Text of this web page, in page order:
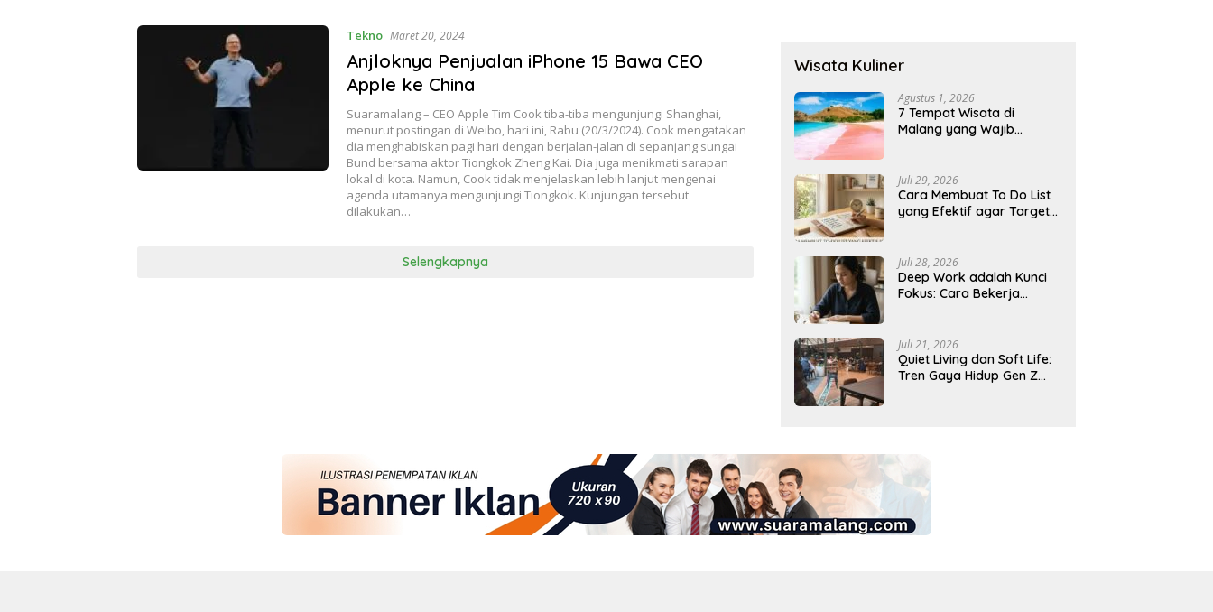
Tekno Maret 20, 2024
Anjloknya Penjualan iPhone 15 Bawa CEO
Apple ke China
Suaramalang – CEO Apple Tim Cook tiba-tiba mengunjungi Shanghai,
menurut postingan di Weibo, hari ini, Rabu (20/3/2024). Cook mengatakan
dia menghabiskan pagi hari dengan berjalan-jalan di sepanjang sungai
Bund bersama aktor Tiongkok Zheng Kai. Dia juga menikmati sarapan
lokal di kota. Namun, Cook tidak menjelaskan lebih lanjut mengenai
agenda utamanya mengunjungi Tiongkok. Kunjungan tersebut
dilakukan…
Selengkapnya
Wisata Kuliner
Agustus 1, 2026
7 Tempat Wisata di
Malang yang Wajib
Juli 29, 2026
Cara Membuat To Do List
yang Efektif agar Target
Juli 28, 2026
Deep Work adalah Kunci
Fokus: Cara Bekerja
Juli 21, 2026
Quiet Living dan Soft Life:
Tren Gaya Hidup Gen Z